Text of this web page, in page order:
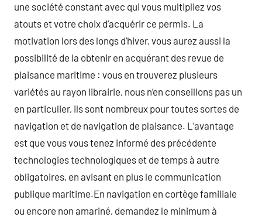
une société constant avec qui vous multipliez vos
atouts et votre choix d’acquérir ce permis. La
motivation lors des longs d’hiver, vous aurez aussi la
possibilité de la obtenir en acquérant des revue de
plaisance maritime : vous en trouverez plusieurs
variétés au rayon librairie, nous n’en conseillons pas un
en particulier, ils sont nombreux pour toutes sortes de
navigation et de navigation de plaisance. L’avantage
est que vous vous tenez informé des précédente
technologies technologiques et de temps à autre
obligatoires, en avisant en plus le communication
publique maritime.En navigation en cortège familiale
ou encore non amariné, demandez le minimum à